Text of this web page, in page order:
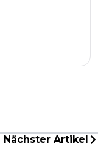
Nächster Artikel